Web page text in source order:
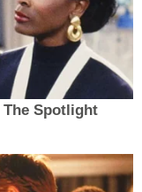
The Spotlight